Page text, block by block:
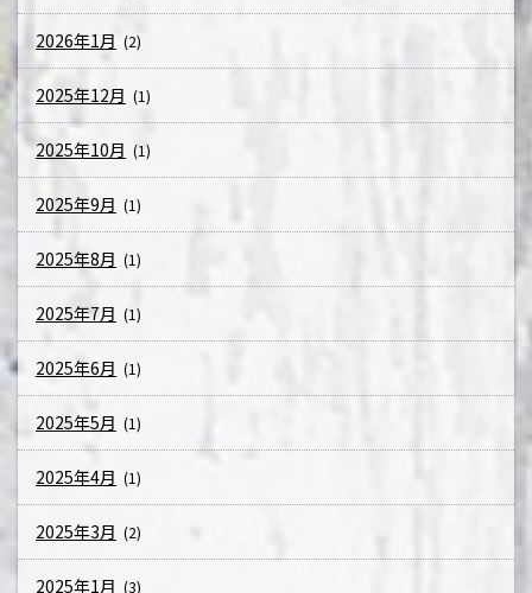
2026年1月 (2)
2025年12月 (1)
2025年10月 (1)
2025年9月 (1)
2025年8月 (1)
2025年7月 (1)
2025年6月 (1)
2025年5月 (1)
2025年4月 (1)
2025年3月 (2)
2025年1月 (3)